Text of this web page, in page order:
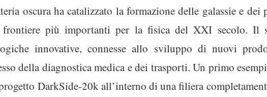
oscura ha catalizzato la formazione delle galassie e
più importanti per la fisica del XXI secolo. Il
innovative, connesse allo sviluppo di nuovi
della diagnostica medica e dei trasporti. Un primo
DarkSide-20k all’interno di una filiera